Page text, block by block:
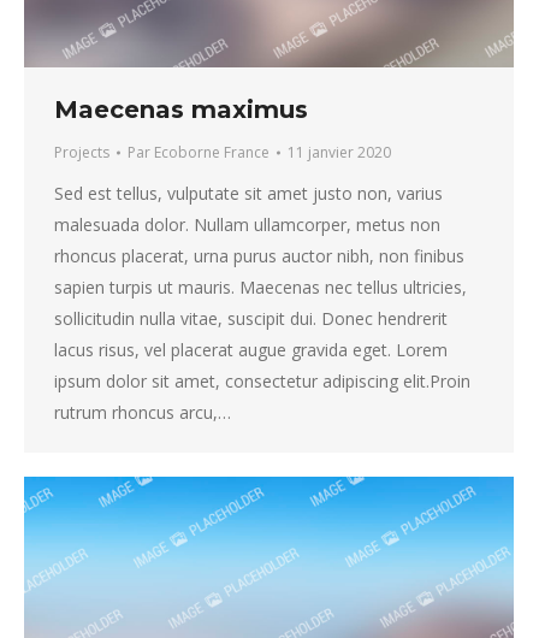
Maecenas maximus
Projects Par Ecoborne France 11 janvier 2020
Sed est tellus, vulputate sit amet justo non, varius
malesuada dolor. Nullam ullamcorper, metus non
rhoncus placerat, urna purus auctor nibh, non finibus
sapien turpis ut mauris. Maecenas nec tellus ultricies,
sollicitudin nulla vitae, suscipit dui. Donec hendrerit
lacus risus, vel placerat augue gravida eget. Lorem
ipsum dolor sit amet, consectetur adipiscing elit.Proin
rutrum rhoncus arcu,…